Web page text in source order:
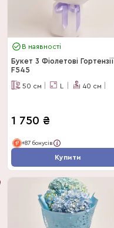
В наявності
Букет 3 Фіолетові Гортензії
F545
50 см L 40 см
1 750 ₴
+87 бонусів
Купити